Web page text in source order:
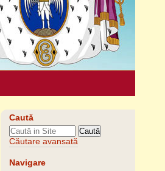
Caută
Căutare avansată
Navigare